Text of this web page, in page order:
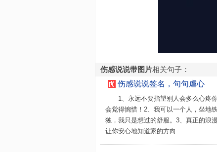
伤感说说带图片相关句子：
伤感说说签名，句句虐心
1、永远不要指望别人会多么心疼
会觉得惋惜！2、我可以一个人，坐地
独，我只是想过的舒服。3、真正的浪
让你安心地知道家的方向...